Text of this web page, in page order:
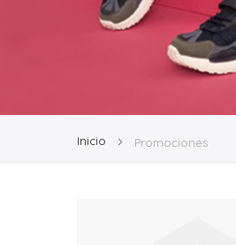
Inicio Promociones